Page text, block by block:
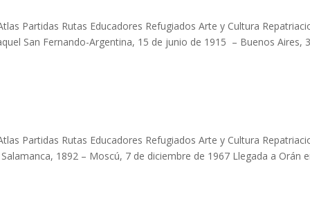
Partidas Rutas Educadores Refugiados Arte y Cultura
San Fernando-Argentina, 15 de junio de 1915 – Buenos Aires,
Partidas Rutas Educadores Refugiados Arte y Cultura
1892 – Moscú, 7 de diciembre de 1967 Llegada a Orán